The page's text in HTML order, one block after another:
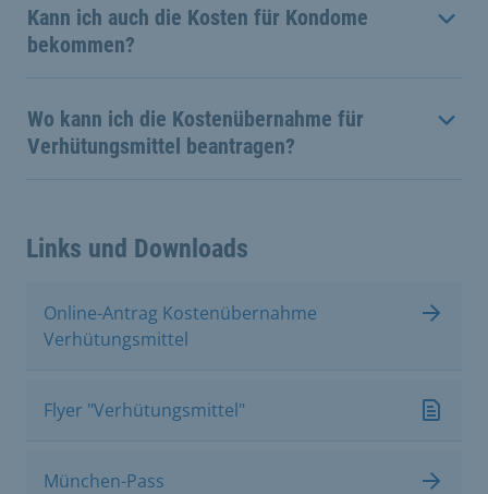
Kann ich auch die Kosten für Kondome
bekommen?
Wo kann ich die Kostenübernahme für
Verhütungsmittel beantragen?
Links und Downloads
Online-Antrag Kostenübernahme
Verhütungsmittel
Flyer "Verhütungsmittel"
München-Pass